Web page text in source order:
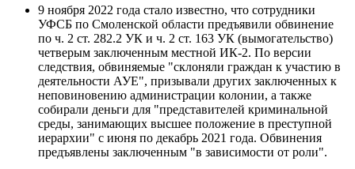
9 ноября 2022 года стало известно, что сотрудники
УФСБ по Смоленской области предъявили обвинение
по ч. 2 ст. 282.2 УК и ч. 2 ст. 163 УК (вымогательство)
четверым заключенным местной ИК-2. По версии
следствия, обвиняемые "склоняли граждан к участию в
деятельности АУЕ", призывали других заключенных к
неповиновению администрации колонии, а также
собирали деньги для "представителей криминальной
среды, занимающих высшее положение в преступной
иерархии" с июня по декабрь 2021 года. Обвинения
предъявлены заключенным "в зависимости от роли".